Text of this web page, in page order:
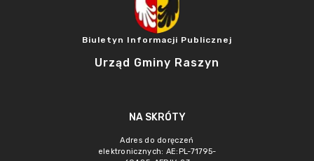
Biuletyn Informacji Publicznej
Urząd Gminy Raszyn
NA SKRÓTY
Adres do doręczeń
elektronicznych: AE:PL-71795-